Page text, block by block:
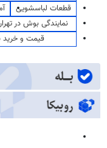
قطعات لباسشویی
نمایندگی بوش در
قیمت و خرید